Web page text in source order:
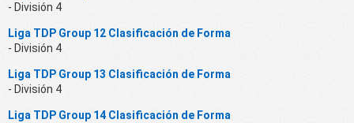
- División 4
Liga TDP Group 12 Clasificación de Forma
- División 4
Liga TDP Group 13 Clasificación de Forma
- División 4
Liga TDP Group 14 Clasificación de Forma